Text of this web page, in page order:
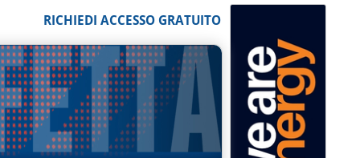
RICHIEDI ACCESSO GRATUITO